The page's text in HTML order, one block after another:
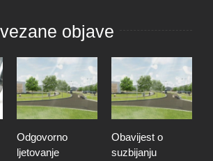
objave
Odgovorno
ljetovanje
Obavijest o
suzbijanju